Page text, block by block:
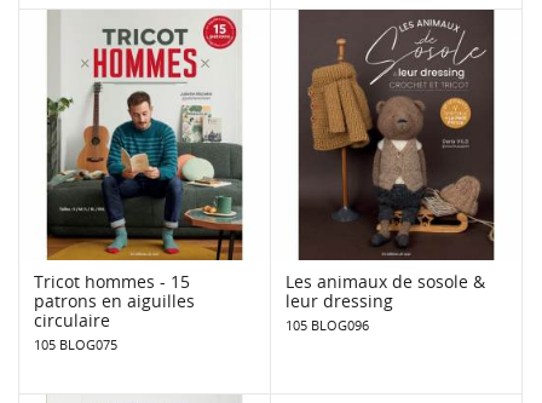
Tricot hommes - 15
patrons en aiguilles
circulaire
105 BLOG075
Les animaux de sosole &
leur dressing
105 BLOG096